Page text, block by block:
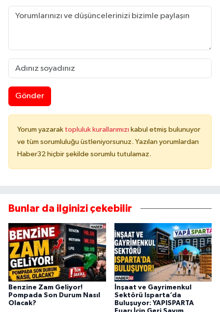
Gönder
Yorum yazarak topluluk kurallarımızı kabul etmiş bulunuyor
ve tüm sorumluluğu üstleniyorsunuz. Yazılan yorumlardan
Haber32 hiçbir şekilde sorumlu tutulamaz.
Bunlar da ilginizi çekebilir
Benzine Zam Geliyor!
Pompada Son Durum Nasıl
Olacak?
İnşaat ve Gayrimenkul
Sektörü Isparta’da
Buluşuyor: YAPISPARTA